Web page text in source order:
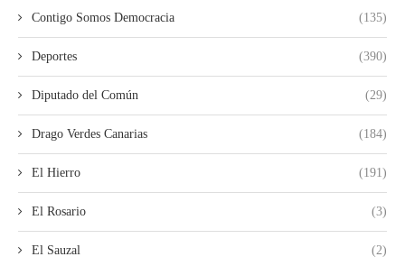
Contigo Somos Democracia (135)
Deportes (390)
Diputado del Común (29)
Drago Verdes Canarias (184)
El Hierro (191)
El Rosario (3)
El Sauzal (2)